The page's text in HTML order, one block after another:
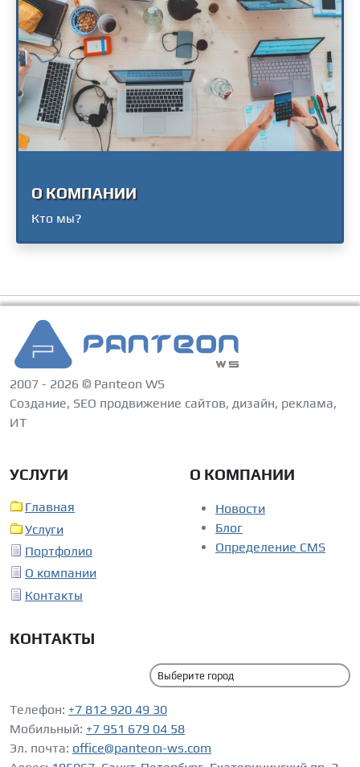
О КОМПАНИИ
Кто мы?
2007 - 2026 © Panteon WS
Создание, SEO продвижение сайтов, дизайн, реклама,
ИТ
УСЛУГИ
Главная
Услуги
Портфолио
О компании
Контакты
О КОМПАНИИ
Новости
Блог
Определение CMS
КОНТАКТЫ
Телефон: +7 812 920 49 30
Мобильный: +7 951 679 04 58
Эл. почта: office@panteon-ws.com